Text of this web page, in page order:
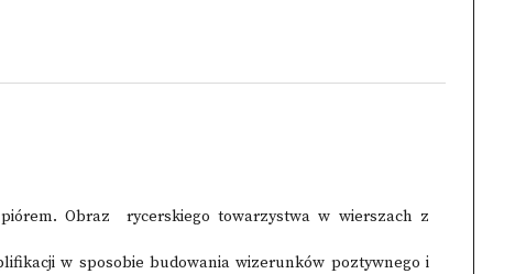
Obraz rycerskiego towarzystwa w wierszach z
w sposobie budowania wizerunków poztywnego i